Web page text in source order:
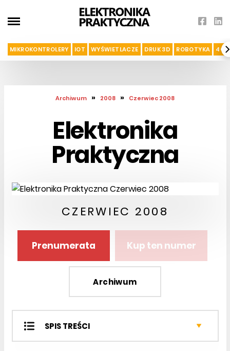
MIKROKONTROLERY IOT WYŚWIETLACZE DRUK 3D ROBOTYKA 4G I
Archiwum » 2008 » Czerwiec 2008
Elektronika
Praktyczna
CZERWIEC 2008
Prenumerata Kup ten numer
Archiwum
SPIS TREŚCI